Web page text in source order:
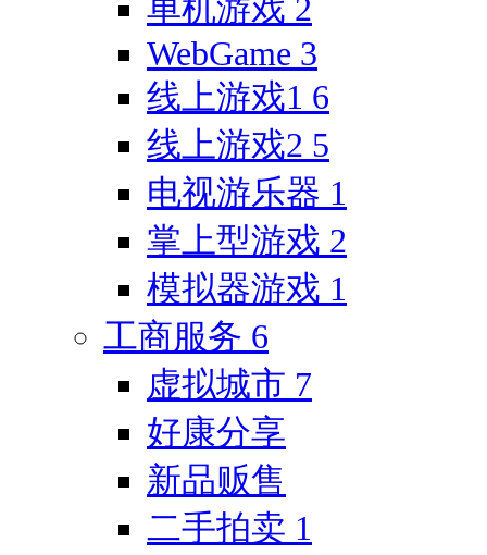
单机游戏 2
WebGame 3
线上游戏1 6
线上游戏2 5
电视游乐器 1
掌上型游戏 2
模拟器游戏 1
工商服务 6
虚拟城市 7
好康分享
新品贩售
二手拍卖 1